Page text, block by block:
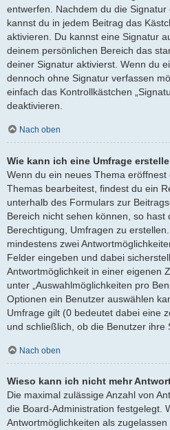
entwerfen. Nachdem du die Signatur
kannst du in jedem Beitrag das
aktivieren. Du kannst eine Signatur
deinem persönlichen Bereich das
deiner Signatur aktivierst. Wenn du
dennoch ohne Signatur verfassen
einfach das Kontrollkästchen
deaktivieren.
Nach oben
Wie kann ich eine Umfrage
Wenn du ein neues Thema
Themas bearbeitest, findest du ein
unterhalb des Formulars zur
Bereich nicht sehen können, so hast
Berechtigung, Umfragen zu
mindestens zwei
Felder eingeben und dabei
Antwortmöglichkeit in einer eigenen
unter „Auswahlmöglichkeiten pro
Optionen ein Benutzer auswählen
Umfrage gilt (0 bedeutet dabei eine
und schließlich, ob die Benutzer ihre
Nach oben
Wieso kann ich nicht mehr
Die maximal zulässige Anzahl von
die Board-Administration festgelegt.
Antwortmöglichkeiten als